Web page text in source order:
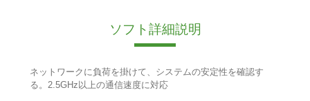
ソフト詳細説明
ネットワークに負荷を掛けて、システムの安定性を確認す
る。2.5GHz以上の通信速度に対応